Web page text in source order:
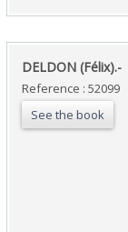
‎DELDON (Félix).-‎
Reference : 52099
See the book